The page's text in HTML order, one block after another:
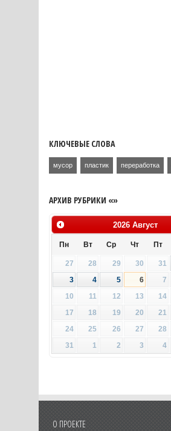
КЛЮЧЕВЫЕ СЛОВА
мусор пластик переработка
АРХИВ РУБРИКИ «»
2026 Август
Пн Вт Ср Чт Пт
27 28 29 30 31
3
4 5 6 7
10
11 12 13 14
17
18 19 20 21
24
25 26 27 28
31
1 2 3 4
О ПРОЕКТЕ